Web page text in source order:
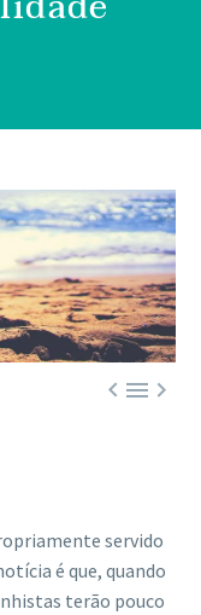

servido
é que, quando
terão pouco